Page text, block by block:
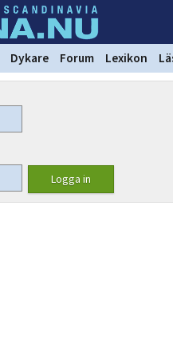
Dykare Forum Lexikon